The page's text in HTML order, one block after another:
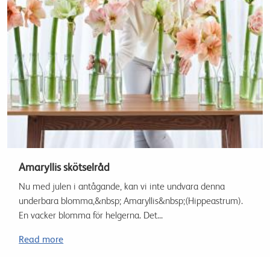
Amaryllis skötselråd
Nu med julen i antågande, kan vi inte undvara denna
underbara blomma,&nbsp; Amaryllis&nbsp;(Hippeastrum).
En vacker blomma för helgerna. Det...
Read more